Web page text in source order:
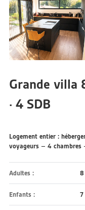
Grande villa
· 4 SDB
Logement entier :
voyageurs – 4
Adultes : 8
Enfants : 7